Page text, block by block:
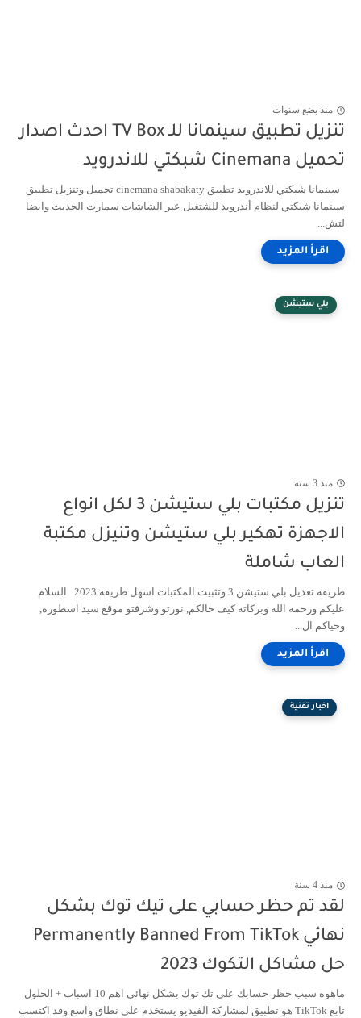
منذ بضع سنوات
تنزيل تطبيق سينمانا للـ TV Box احدث اصدار
تحميل Cinemana شبكتي للاندرويد
سينمانا شبكتي للاندرويد تطبيق cinemana shabakaty تحميل وتنزيل تطبيق
سينمانا شبكتي لنظام أندرويد للشتغيل عبر الشاشات سمارت الحديث وايضا
لتش...
بلي ستيشن
منذ 3 سنة
تنزيل مكتبات بلي ستيشن 3 لكل انواع
الاجهزة تهكير بلي ستيشن وتنيزل مكتبة
العاب شاملة
طريقة تعديل بلي ستيشن 3 وتثبيت المكتبات اسهل طريقة 2023 السلام
عليكم ورحمة الله وبركاته كيف حالكم, نورتو وشرفتو موقع سيد اسطورة,
وحياكم ال...
اخبار تقنية
منذ 4 سنة
لقد تم حظر حسابي على تيك توك بشكل
نهائي Permanently Banned From TikTok
حل مشاكل التكوك 2023
ماهوه سبب حظر حسابك على تك توك بشكل نهائي اهم 10 اسباب + الحلول
تابع TikTok هو تطبيق لمشاركة الفيديو يستخدم على نطاق واسع وقد اكتسب